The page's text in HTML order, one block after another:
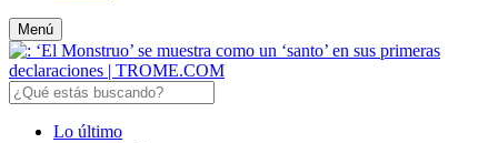
Menú
Lo último